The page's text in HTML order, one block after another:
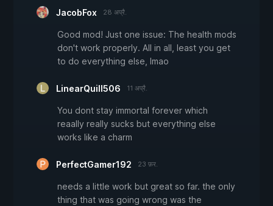
JacobFox 28 अप्रै.
Good mod! Just one issue: The health mods
don't work properly. All in all, least you get
to do everything else, lmao
LinearQuill506 11 अप्रै.
You dont stay immortal forever which
reaally really sucks but everything else
works like a charm
PerfectGamer192 23 फ़र.
needs a little work but great so far. the only
thing that was going wrong was the